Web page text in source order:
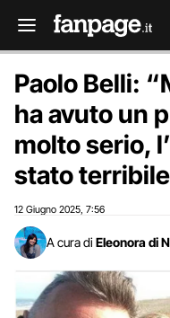
Paolo Belli:
ha avuto un
molto serio,
stato
12 Giugno 2025 7:56
A cura di Eleonora di